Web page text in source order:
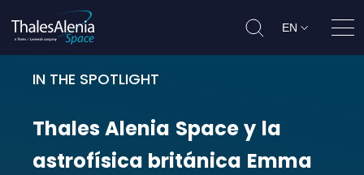
EN
IN THE SPOTLIGHT
Thales Alenia Space y la
ThalesAlenia Spacey la
astrofísica británica Emma